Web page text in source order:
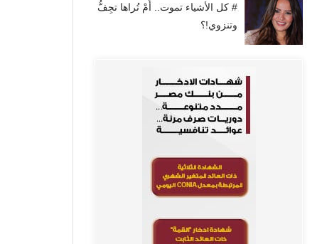
# كل الأشياء تموت.. أَمْ تُراها تجِفُّ
وتنزوي!؟